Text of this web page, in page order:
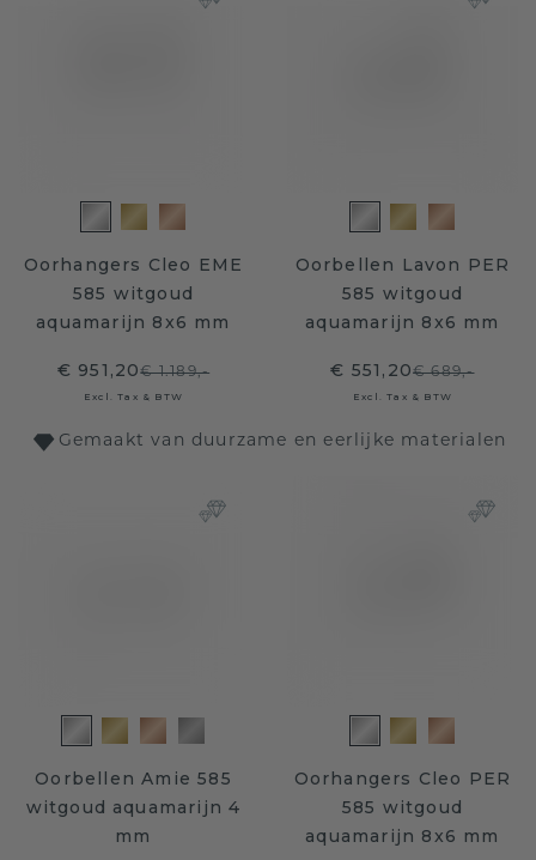
Oorhangers Cleo EME
585 witgoud
aquamarijn 8x6 mm
€ 951,20€ 1.189,-
Excl. Tax & BTW
Oorbellen Lavon PER
585 witgoud
aquamarijn 8x6 mm
€ 551,20€ 689,-
Excl. Tax & BTW
Gemaakt van duurzame en eerlijke materialen
Oorbellen Amie 585
witgoud aquamarijn 4
mm
Oorhangers Cleo PER
585 witgoud
aquamarijn 8x6 mm